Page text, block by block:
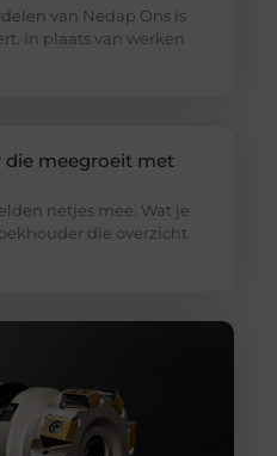
van Nedap Ons is
In plaats van werken
die meegroeit met
netjes mee. Wat je
die overzicht